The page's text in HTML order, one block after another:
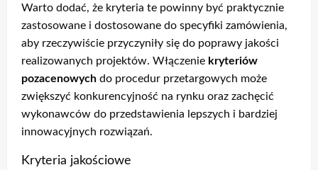
Warto dodać, że kryteria te powinny być praktycznie
zastosowane i dostosowane do specyfiki zamówienia,
aby rzeczywiście przyczyniły się do poprawy jakości
realizowanych projektów. Włączenie kryteriów
pozacenowych do procedur przetargowych może
zwiększyć konkurencyjność na rynku oraz zachęcić
wykonawców do przedstawienia lepszych i bardziej
innowacyjnych rozwiązań.
Kryteria jakościowe